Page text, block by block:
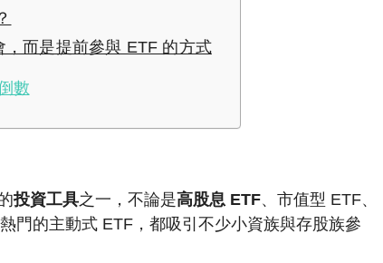
而是提前參與 ETF 的方式
數
投資工具之一，不論是高股息 ETF、市值型 ETF、
門的主動式 ETF，都吸引不少小資族與存股族參